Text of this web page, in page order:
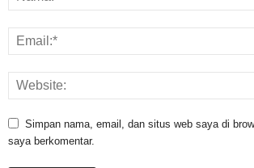
Simpan nama, email, dan situs web saya di
saya berkomentar.